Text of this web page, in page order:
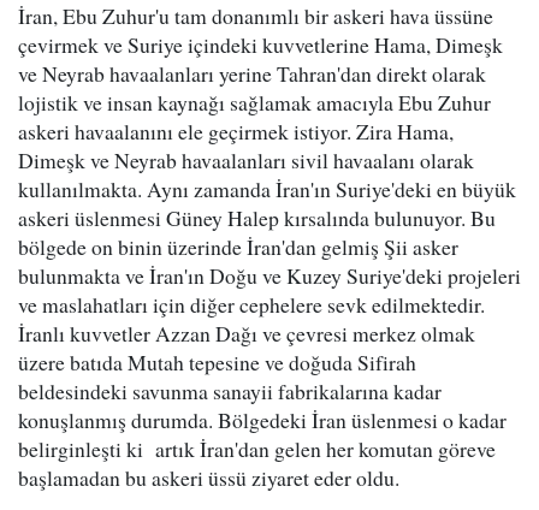
İran, Ebu Zuhur'u tam donanımlı bir askeri hava üssüne
çevirmek ve Suriye içindeki kuvvetlerine Hama, Dimeşk
ve Neyrab havaalanları yerine Tahran'dan direkt olarak
lojistik ve insan kaynağı sağlamak amacıyla Ebu Zuhur
askeri havaalanını ele geçirmek istiyor. Zira Hama,
Dimeşk ve Neyrab havaalanları sivil havaalanı olarak
kullanılmakta. Aynı zamanda İran'ın Suriye'deki en büyük
askeri üslenmesi Güney Halep kırsalında bulunuyor. Bu
bölgede on binin üzerinde İran'dan gelmiş Şii asker
bulunmakta ve İran'ın Doğu ve Kuzey Suriye'deki projeleri
ve maslahatları için diğer cephelere sevk edilmektedir.
İranlı kuvvetler Azzan Dağı ve çevresi merkez olmak
üzere batıda Mutah tepesine ve doğuda Sifirah
beldesindeki savunma sanayii fabrikalarına kadar
konuşlanmış durumda. Bölgedeki İran üslenmesi o kadar
belirginleşti ki artık İran'dan gelen her komutan göreve
başlamadan bu askeri üssü ziyaret eder oldu.